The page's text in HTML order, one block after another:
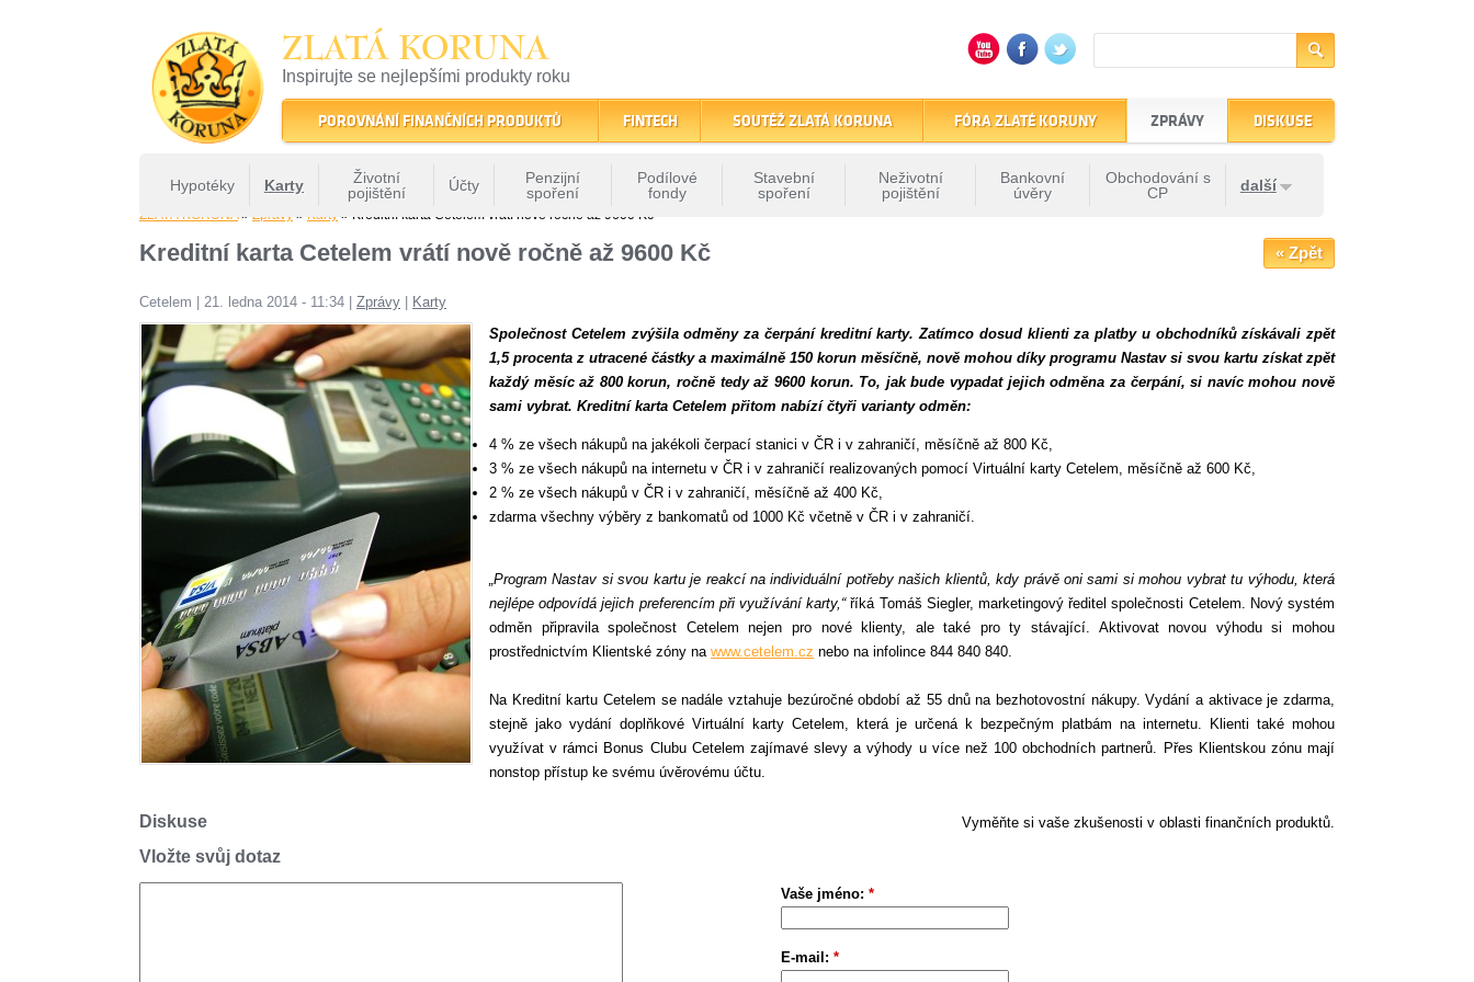
ZLATÁ KORUNA
Inspirujte se nejlepšími produkty roku
22 let tradice a kvality na finančním trhu
POROVNÁNÍ FINANČNÍCH PRODUKTŮ FINTECH SOUTĚŽ ZLATÁ KORUNA FÓRA ZLATÉ KORUNY ZPRÁVY
Hypotéky Karty
Životní
pojištění
Účty
Penzijní
spoření
Podílové
fondy
Stavební
spoření
Neživotní
pojištění
Bankovní
úvěry
Obchodování s
CP
další
DISKUSE
ZLATÁ KORUNA» Zprávy » Karty » Kreditní karta Cetelem vrátí nově ročně až 9600 Kč
« Zpět
Kreditní karta Cetelem vrátí nově ročně až 9600 Kč
Cetelem 21. ledna 2014 - 11:34 Zprávy
Karty
Společnost Cetelem zvýšila odměny za čerpání kreditní karty. Zatímco dosud klienti za platby u obchodníků získávali zpět
1,5 procenta z utracené částky a maximálně 150 korun měsíčně, nově mohou díky programu Nastav si svou kartu získat zpět
každý měsíc až 800 korun, ročně tedy až 9600 korun. To, jak bude vypadat jejich odměna za čerpání, si navíc mohou nově
sami vybrat. Kreditní karta Cetelem přitom nabízí čtyři varianty odměn:
4 % ze všech nákupů na jakékoli čerpací stanici v ČR i v zahraničí, měsíčně až 800 Kč,
3 % ze všech nákupů na internetu v ČR i v zahraničí realizovaných pomocí Virtuální karty Cetelem, měsíčně až 600 Kč,
2 % ze všech nákupů v ČR i v zahraničí, měsíčně až 400 Kč,
zdarma všechny výběry z bankomatů od 1000 Kč včetně v ČR i v zahraničí.
„Program Nastav si svou kartu je reakcí na individuální potřeby našich klientů, kdy právě oni sami si mohou vybrat tu výhodu, která
nejlépe odpovídá jejich preferencím při využívání karty,“říká Tomáš Siegler, marketingový ředitel společnosti Cetelem. Nový systém
odměn připravila společnost Cetelem nejen pro nové klienty, ale také pro ty stávající. Aktivovat novou výhodu si mohou
prostřednictvím Klientské zóny na www.cetelem.cz nebo na infolince 844 840 840.
Na Kreditní kartu Cetelem se nadále vztahuje bezúročné období až 55 dnů na bezhotovostní nákupy. Vydání a aktivace je zdarma,
stejně jako vydání doplňkové Virtuální karty Cetelem, která je určená k bezpečným platbám na internetu. Klienti také mohou
využívat v rámci Bonus Clubu Cetelem zajímavé slevy a výhody u více než 100 obchodních partnerů. Přes Klientskou zónu mají
nonstop přístup ke svému úvěrovému účtu.
Vyměňte si vaše zkušenosti v oblasti finančních produktů.
Diskuse
Vložte svůj dotaz
Vaše jméno: *
E-mail: *